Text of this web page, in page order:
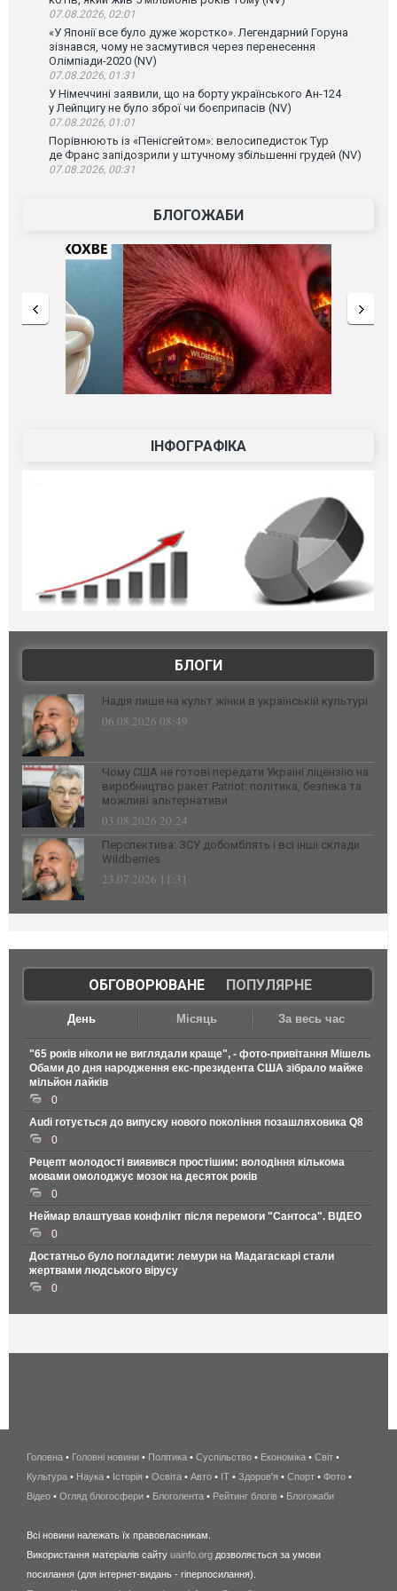
07.08.2026, 02:01
«У Японії все було дуже жорстко». Легендарний Горуна
зізнався, чому не засмутився через перенесення
Олімпіади-2020 (NV)
07.08.2026, 01:31
У Німеччині заявили, що на борту українського Ан-124
у Лейпцигу не було зброї чи боєприпасів (NV)
07.08.2026, 01:01
Порівнюють із «Пенісгейтом»: велосипедисток Тур
де Франс запідозрили у штучному збільшенні грудей (NV)
07.08.2026, 00:31
БЛОГОЖАБИ
ІНФОГРАФІКА
БЛОГИ
Надія лише на культ жінки в українській культурі
06.08.2026 08:49
Чому США не готові передати Україні ліцензію на
виробництво ракет Patriot: політика, безпека та
можливі альтернативи
03.08.2026 20:24
Перспектива: ЗСУ добомблять і всі інші склади
Wildberries
23.07.2026 11:31
ОБГОВОРЮВАНЕ| ПОПУЛЯРНЕ
День Місяць За весь час
"65 років ніколи не виглядали краще", - фото-привітання Мішель
Обами до дня народження екс-президента США зібрало майже
мільйон лайків
0
Audi готується до випуску нового покоління позашляховика Q8
0
Рецепт молодості виявився простішим: володіння кількома
мовами омолоджує мозок на десяток років
0
Неймар влаштував конфлікт після перемоги "Сантоса". ВІДЕО
0
Достатньо було погладити: лемури на Мадагаскарі стали
жертвами людського вірусу
0
беспроводной
интернет
киев
wimax
Головна • Головні новини • Політика • Суспільство • Економіка • Світ •
Культура • Наука • Історія • Освіта • Авто • IT • Здоров'я • Спорт • Фото •
Відео • Огляд блогосфери • Блоголента • Рейтинг блогів • Блогожаби
Всі новини належать їх правовласникам.
Використання матеріалів сайту uainfo.org дозволяється за умови
посилання (для інтернет-видань - гіперпосилання).